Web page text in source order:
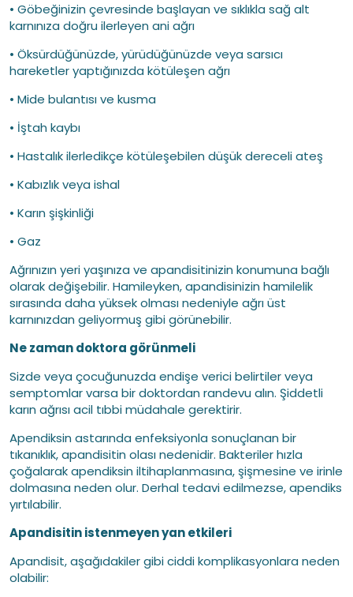
• Göbeğinizin çevresinde başlayan ve sıklıkla sağ alt
karnınıza doğru ilerleyen ani ağrı
• Öksürdüğünüzde, yürüdüğünüzde veya sarsıcı
hareketler yaptığınızda kötüleşen ağrı
• Mide bulantısı ve kusma
• İştah kaybı
• Hastalık ilerledikçe kötüleşebilen düşük dereceli ateş
• Kabızlık veya ishal
• Karın şişkinliği
• Gaz
Ağrınızın yeri yaşınıza ve apandisitinizin konumuna bağlı
olarak değişebilir. Hamileyken, apandisinizin hamilelik
sırasında daha yüksek olması nedeniyle ağrı üst
karnınızdan geliyormuş gibi görünebilir.
Ne zaman doktora görünmeli
Sizde veya çocuğunuzda endişe verici belirtiler veya
semptomlar varsa bir doktordan randevu alın. Şiddetli
karın ağrısı acil tıbbi müdahale gerektirir.
Apendiksin astarında enfeksiyonla sonuçlanan bir
tıkanıklık, apandisitin olası nedenidir. Bakteriler hızla
çoğalarak apendiksin iltihaplanmasına, şişmesine ve irinle
dolmasına neden olur. Derhal tedavi edilmezse, apendiks
yırtılabilir.
Apandisitin istenmeyen yan etkileri
Apandisit, aşağıdakiler gibi ciddi komplikasyonlara neden
olabilir: